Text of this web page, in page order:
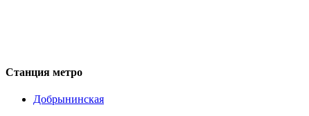
Станция метро
Добрынинская